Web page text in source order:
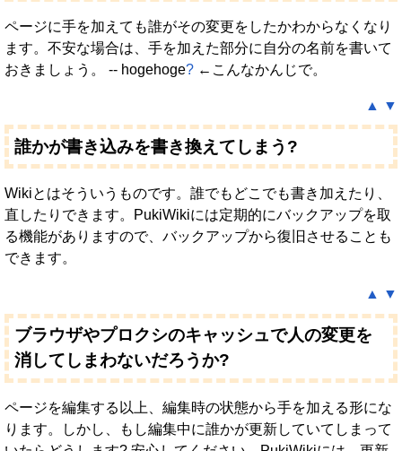
ページに手を加えても誰がその変更をしたかわからなくなり
ます。不安な場合は、手を加えた部分に自分の名前を書いて
おきましょう。 -- hogehoge? ←こんなかんじで。
▲ ▼
誰かが書き込みを書き換えてしまう?
Wikiとはそういうものです。誰でもどこでも書き加えたり、
直したりできます。PukiWikiには定期的にバックアップを取
る機能がありますので、バックアップから復旧させることも
できます。
▲ ▼
ブラウザやプロクシのキャッシュで人の変更を
消してしまわないだろうか?
ページを編集する以上、編集時の状態から手を加える形にな
ります。しかし、もし編集中に誰かが更新していてしまって